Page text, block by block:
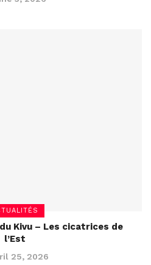
Kivu – Les cicatrices de
l’Est
25, 2026